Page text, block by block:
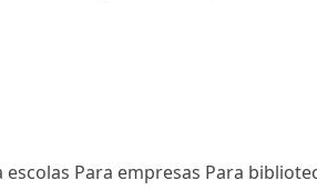
escolas Para empresas Para